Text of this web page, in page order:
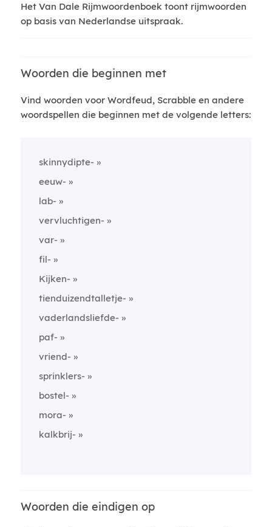
Het Van Dale Rijmwoordenboek toont rijmwoorden
op basis van Nederlandse uitspraak.
Woorden die beginnen met
Vind woorden voor Wordfeud, Scrabble en andere
woordspellen die beginnen met de volgende letters:
skinnydipte-
eeuw-
lab-
vervluchtigen-
var-
fil-
Kijken-
tienduizendtalletje-
vaderlandsliefde-
paf-
vriend-
sprinklers-
bostel-
mora-
kalkbrij-
Woorden die eindigen op